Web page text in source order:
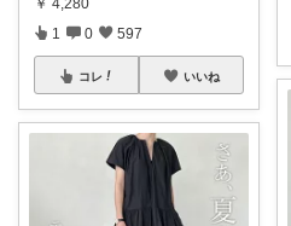
1 0 597
コレ いいね